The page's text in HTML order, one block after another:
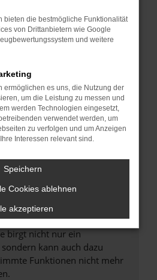
Firewall und deine
zum Beispiel deine
wie Werbeblocker,
bestimmter Seiten
die Seite in einem
oder in einem privaten
helfen, vorübergehende
dein Browser und dein
dem neuesten Stand
birgt nicht nur ein
kann auch dazu
Funktionen nicht mehr
bieten die bestmögliche Funktionalität
von Drittanbietern wie Google
und weitere
ermöglichen es uns, die Nutzung der
um die Leistung zu messen und
werden Technologien eingesetzt,
verwendet werden, um
zu verfolgen und um Anzeigen
Interessen relevant sind.
Speichern
Cookies ablehnen
akzeptieren